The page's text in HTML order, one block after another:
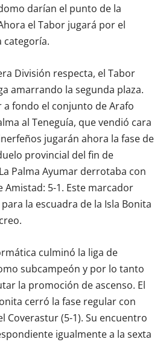
darían el punto de la
el Tabor jugará por el
categoría.
División respecta, el Tabor
amarrando la segunda plaza.
a fondo el conjunto de Arafo
al Teneguía, que vendió cara
jugarán ahora la fase de
provincial del fin de
Palma Ayumar derrotaba con
Amistad: 5-1. Este marcador
la escuadra de la Isla Bonita
culminó la liga de
subcampeón y por lo tanto
la promoción de ascenso. El
cerró la fase regular con
Coverastur (5-1). Su encuentro
igualmente a la sexta